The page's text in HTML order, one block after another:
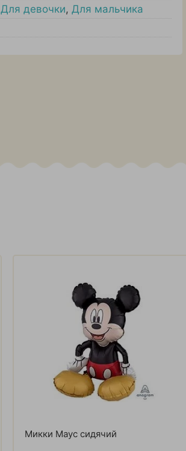
Для девочки, Для мальчика
Микки Маус сидячий